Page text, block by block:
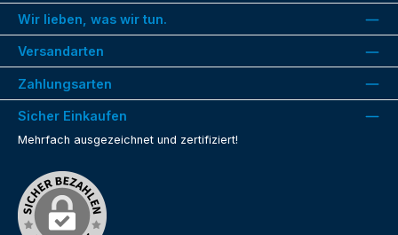
Wir lieben, was wir tun.
Versandarten
Zahlungsarten
Sicher Einkaufen
Mehrfach ausgezeichnet und zertifiziert!